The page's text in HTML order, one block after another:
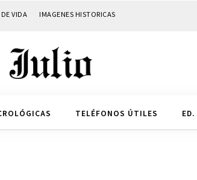
VIDA IMAGENES HISTORICAS
TELÉFONOS ÚTILES